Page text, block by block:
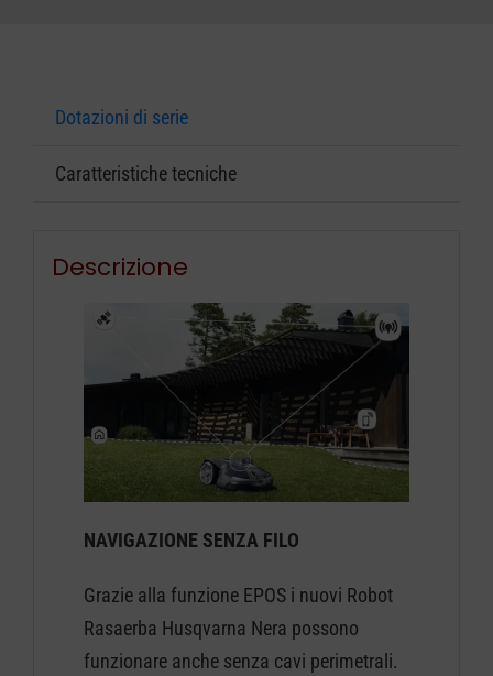
Dotazioni di serie
Caratteristiche tecniche
Descrizione
NAVIGAZIONE SENZA FILO
Grazie alla funzione EPOS i nuovi Robot
Rasaerba Husqvarna Nera possono
funzionare anche senza cavi perimetrali.